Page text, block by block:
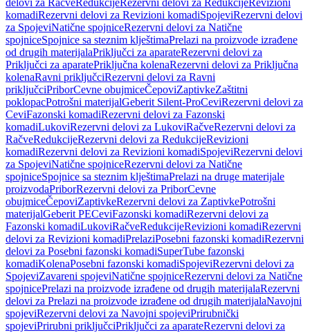
delovi za RačveRedukcijeRezervni delovi za RedukcijeRevizioni
komadiRezervni delovi za Revizioni komadiSpojeviRezervni delovi
za SpojeviNatične spojniceRezervni delovi za Natične
spojniceSpojnice sa steznim klještimaPrelazi na proizvode izrađene
od drugih materijalaPriključci za aparateRezervni delovi za
Priključci za aparatePriključna kolenaRezervni delovi za Priključna
kolenaRavni priključciRezervni delovi za Ravni
priključciPriborCevne obujmiceČepoviZaptivkeZaštitni
poklopacPotrošni materijalGeberit Silent-ProCeviRezervni delovi za
CeviFazonski komadiRezervni delovi za Fazonski
komadiLukoviRezervni delovi za LukoviRačveRezervni delovi za
RačveRedukcijeRezervni delovi za RedukcijeRevizioni
komadiRezervni delovi za Revizioni komadiSpojeviRezervni delovi
za SpojeviNatične spojniceRezervni delovi za Natične
spojniceSpojnice sa steznim klještimaPrelazi na druge materijale
proizvodaPriborRezervni delovi za PriborCevne
obujmiceČepoviZaptivkeRezervni delovi za ZaptivkePotrošni
materijalGeberit PECeviFazonski komadiRezervni delovi za
Fazonski komadiLukoviRačveRedukcijeRevizioni komadiRezervni
delovi za Revizioni komadiPrelaziPosebni fazonski komadiRezervni
delovi za Posebni fazonski komadiSuperTube fazonski
komadiKolenaPosebni fazonski komadiSpojeviRezervni delovi za
SpojeviZavareni spojeviNatične spojniceRezervni delovi za Natične
spojnicePrelazi na proizvode izrađene od drugih materijalaRezervni
delovi za Prelazi na proizvode izrađene od drugih materijalaNavojni
spojeviRezervni delovi za Navojni spojeviPrirubnički
spojeviPrirubni priključciPriključci za aparateRezervni delovi za